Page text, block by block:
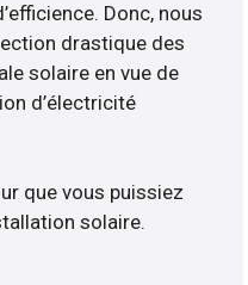
Donc, nous
drastique des
solaire en vue de
d’électricité
que vous puissiez
solaire.